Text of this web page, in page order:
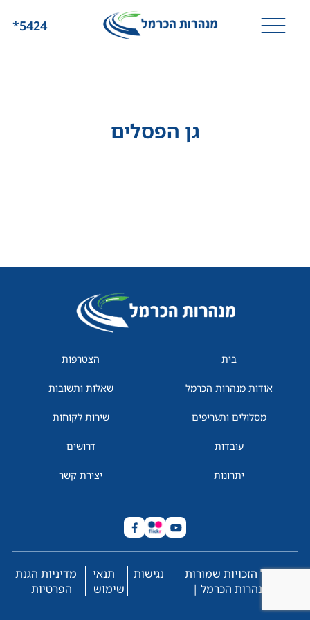
*5424
גן הפסלים
בית
אודות מנהרות הכרמל
מסלולים ותעריפים
עובדות
יתרונות
הצטרפות
שאלות ותשובות
שירות לקוחות
דרושים
יצירת קשר
© כל הזכויות שמורות
למנהרות הכרמל |
נגישות
תנאי
שימוש
מדיניות הגנת
הפרטיות